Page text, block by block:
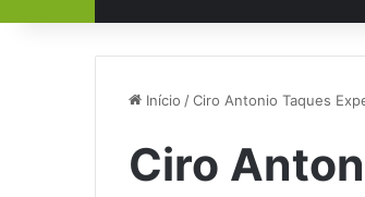
Início /Ciro Antonio Taques
Ciro